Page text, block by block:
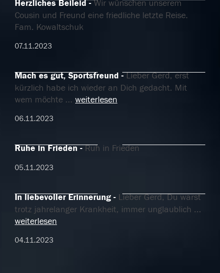
Herzliches Beileid
Wir wünschen unserem
Cousin und Freund eine friedliche letzte Reise.
Fam. Kowaltschuk
07.11.2023
Mach es gut, Sportsfreund
Lieber Gerd, erst
kürzlich habe ich wieder an Dich gedacht. Mit
wem möchte ... weiterlesen
06.11.2023
Ruhe in Frieden Ruh in Frieden
05.11.2023
In liebevoller Erinnerung
Lieber Gerd, Du warst
trotz jahrelanger Krankheit, immer unglaublich ...
weiterlesen
04.11.2023